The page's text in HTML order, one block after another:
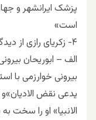
پزشک ایرانشهر و
است»
۴- زکریای رازی از دیدگاه دانشمندان بزرگ خراسان وفرارودان
الف – ابوریحان
بیرونی خوارزمی با
یدعی نقض
الانبیا» او را سخت